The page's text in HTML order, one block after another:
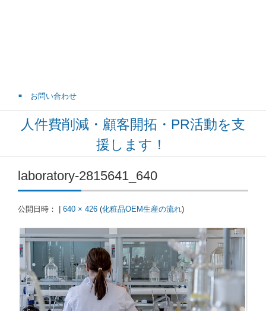
お問い合わせ
人件費削減・顧客開拓・PR活動を支
援します！
laboratory-2815641_640
公開日時： 640 × 426 (化粧品OEM生産の流れ)